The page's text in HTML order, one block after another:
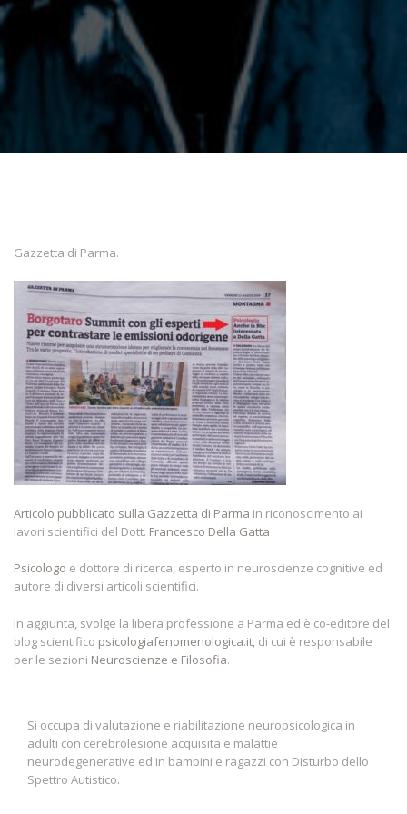
Gazzetta di Parma.
Articolo pubblicato sulla Gazzetta di Parma in riconoscimento ai
lavori scientifici del Dott. Francesco Della Gatta
Psicologo e dottore di ricerca, esperto in neuroscienze cognitive ed
autore di diversi articoli scientifici.
In aggiunta, svolge la libera professione a Parma ed è co-editore del
blog scientifico psicologiafenomenologica.it, di cui è responsabile
per le sezioni Neuroscienze e Filosofia.
Si occupa di valutazione e riabilitazione neuropsicologica in
adulti con cerebrolesione acquisita e malattie
neurodegenerative ed in bambini e ragazzi con Disturbo dello
Spettro Autistico.